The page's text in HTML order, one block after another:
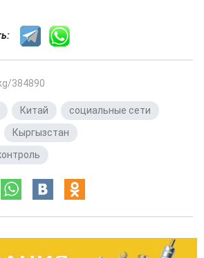
384890
Китай социальные сети
Кыргызстан